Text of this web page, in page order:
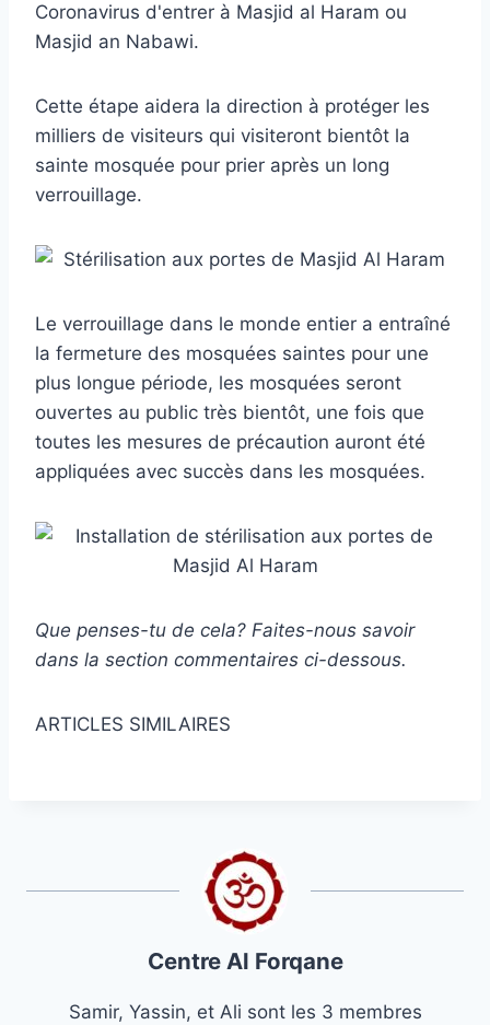
Coronavirus d'entrer à Masjid al Haram ou
Masjid an Nabawi.
Cette étape aidera la direction à protéger les
milliers de visiteurs qui visiteront bientôt la
sainte mosquée pour prier après un long
verrouillage.
Le verrouillage dans le monde entier a entraîné
la fermeture des mosquées saintes pour une
plus longue période, les mosquées seront
ouvertes au public très bientôt, une fois que
toutes les mesures de précaution auront été
appliquées avec succès dans les mosquées.
Que penses-tu de cela? Faites-nous savoir
dans la section commentaires ci-dessous.
ARTICLES SIMILAIRES
Centre Al Forqane
Samir, Yassin, et Ali sont les 3 membres